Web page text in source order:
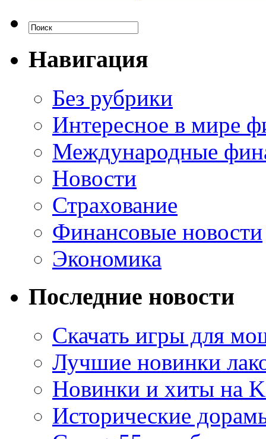
Навигация
Без рубрики
Интересное в мире
Международные
Новости
Страхование
Финансовые новости
Экономика
Последние новости
Скачать игры для
Лучшие новинки
Новинки и хиты на
Исторические